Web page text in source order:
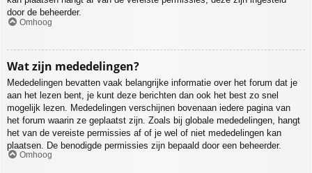
door de beheerder.
Omhoog
Wat zijn mededelingen?
Mededelingen bevatten vaak belangrijke informatie over het forum dat je
aan het lezen bent, je kunt deze berichten dan ook het best zo snel
mogelijk lezen. Mededelingen verschijnen bovenaan iedere pagina van
het forum waarin ze geplaatst zijn. Zoals bij globale mededelingen, hangt
het van de vereiste permissies af of je wel of niet mededelingen kan
plaatsen. De benodigde permissies zijn bepaald door een beheerder.
Omhoog